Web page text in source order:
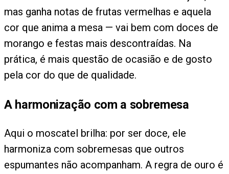
mas ganha notas de frutas vermelhas e aquela
cor que anima a mesa — vai bem com doces de
morango e festas mais descontraídas. Na
prática, é mais questão de ocasião e de gosto
pela cor do que de qualidade.
A harmonização com a sobremesa
Aqui o moscatel brilha: por ser doce, ele
harmoniza com sobremesas que outros
espumantes não acompanham. A regra de ouro é